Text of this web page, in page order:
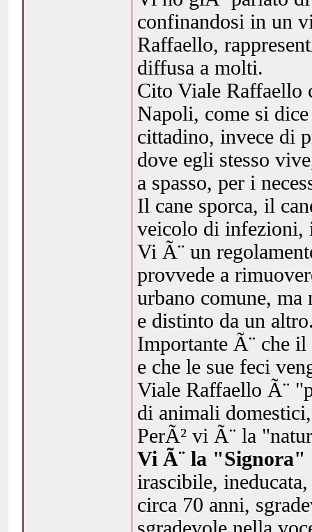
confinandosi in un
Raffaello,
diffusa a molti.
Cito Viale Raffaello
Napoli, come si
cittadino, invece di
dove egli stesso
a spasso, per i
Il cane sporca, il
veicolo di infezioni,
Vi Ã¨ un
provvede a
urbano comune,
e distinto da un
Importante Ã¨ che
e che le sue feci
Viale Raffaello Ã¨
di animali
PerÃ² vi Ã¨ la
Vi Ã¨ la "Signora"
irascibile,
circa 70 anni,